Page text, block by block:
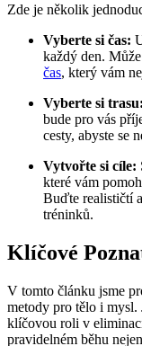
Zde je několik
Vyberte si čas:
každý den.
čas, který vám
Vyberte si trasu:
bude pro vás
cesty, abyste se
Vytvořte si cíle:
které vám
Buďte realističtí
tréninků.
Klíčové
V tomto článku jsme
metody pro tělo i mysl.
klíčovou roli v
pravidelném běhu